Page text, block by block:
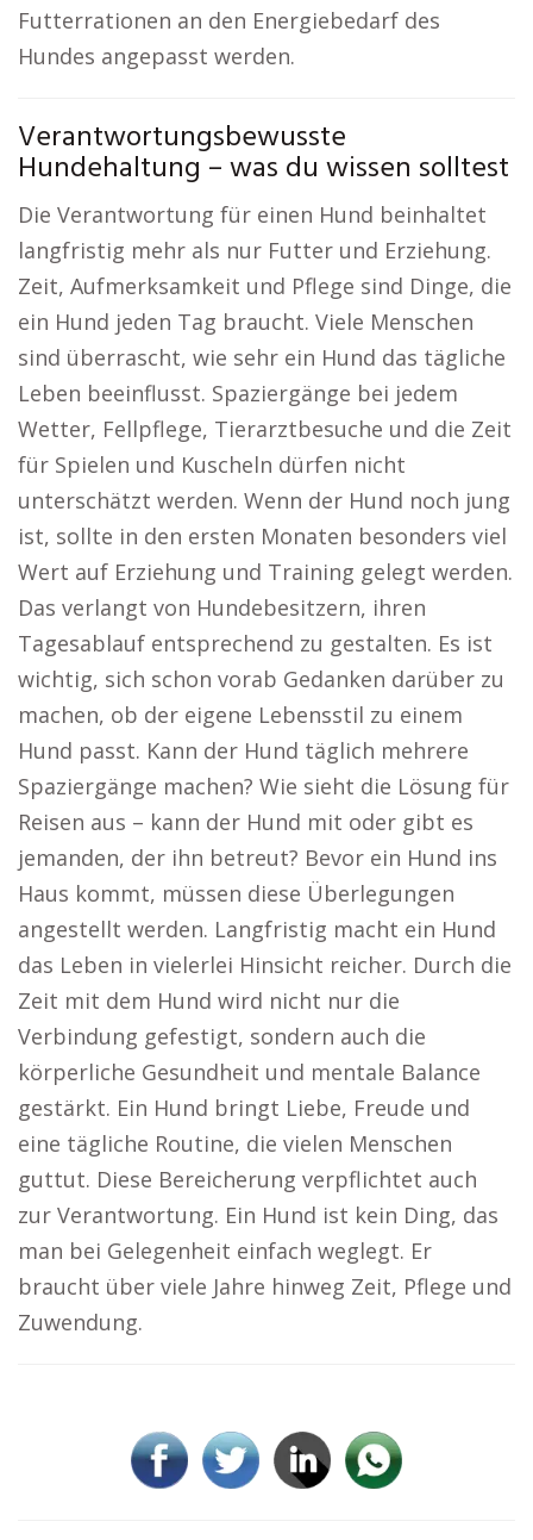
Futterrationen an den Energiebedarf des
Hundes angepasst werden.
Verantwortungsbewusste
Hundehaltung – was du wissen solltest
Die Verantwortung für einen Hund beinhaltet
langfristig mehr als nur Futter und Erziehung.
Zeit, Aufmerksamkeit und Pflege sind Dinge, die
ein Hund jeden Tag braucht. Viele Menschen
sind überrascht, wie sehr ein Hund das tägliche
Leben beeinflusst. Spaziergänge bei jedem
Wetter, Fellpflege, Tierarztbesuche und die Zeit
für Spielen und Kuscheln dürfen nicht
unterschätzt werden. Wenn der Hund noch jung
ist, sollte in den ersten Monaten besonders viel
Wert auf Erziehung und Training gelegt werden.
Das verlangt von Hundebesitzern, ihren
Tagesablauf entsprechend zu gestalten. Es ist
wichtig, sich schon vorab Gedanken darüber zu
machen, ob der eigene Lebensstil zu einem
Hund passt. Kann der Hund täglich mehrere
Spaziergänge machen? Wie sieht die Lösung für
Reisen aus – kann der Hund mit oder gibt es
jemanden, der ihn betreut? Bevor ein Hund ins
Haus kommt, müssen diese Überlegungen
angestellt werden. Langfristig macht ein Hund
das Leben in vielerlei Hinsicht reicher. Durch die
Zeit mit dem Hund wird nicht nur die
Verbindung gefestigt, sondern auch die
körperliche Gesundheit und mentale Balance
gestärkt. Ein Hund bringt Liebe, Freude und
eine tägliche Routine, die vielen Menschen
guttut. Diese Bereicherung verpflichtet auch
zur Verantwortung. Ein Hund ist kein Ding, das
man bei Gelegenheit einfach weglegt. Er
braucht über viele Jahre hinweg Zeit, Pflege und
Zuwendung.